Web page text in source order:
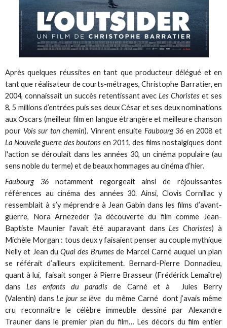
Après quelques réussites en tant que producteur délégué et en
tant que réalisateur de courts-métrages, Christophe Barratier, en
2004, connaissait un succès retentissant avecLes Choristes et ses
8, 5 millions d’entrées puis ses deux César et ses deux nominations
aux Oscars (meilleur film en langue étrangère et meilleure chanson
pour Vois sur ton chemin). Vinrent ensuite Faubourg 36 en 2008 et
La Nouvelle guerre des boutons en 2011, des films nostalgiques dont
l'action se déroulait dans les années 30, un cinéma populaire (au
sens noble du terme) et de beaux hommages au cinéma d’hier.
Faubourg 36notamment regorgeait ainsi de réjouissantes
références au cinéma des années 30. Ainsi, Clovis Cornillac y
ressemblait à s’y méprendre à Jean Gabin dans les films d’avant-
guerre, Nora Arnezeder (la découverte du film comme Jean-
Baptiste Maunier l'avait été auparavant dansLes Choristes) à
Michèle Morgan : tous deux y faisaient penser au couple mythique
Nelly et Jean duQuai des Brumesde Marcel Carné auquel un plan
se référait d’ailleurs explicitement. Bernard-Pierre Donnadieu,
quant à lui, faisait songer à Pierre Brasseur (Frédérick Lemaître)
dansLes enfants du paradis de Carné et à Jules Berry
(Valentin) dansLe jour se lève du même Carné dont j’avais même
cru reconnaître le célèbre immeuble dessiné par Alexandre
Trauner dans le premier plan du film… Les décors du film entier